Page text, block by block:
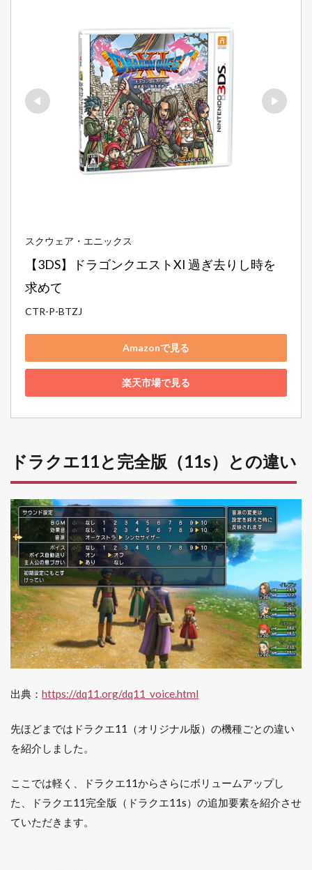
スクウェア・エニックス
【3DS】ドラゴンクエストXI 過ぎ去りし時を
求めて
CTR-P-BTZJ
Amazonで見る
楽天市場で見る
ドラクエ11と完全版（11s）との違い
出典： https://dq11.org/dq11_voice.html
先ほどまではドラクエ11（オリジナル版）の機種ごとの違い
を紹介しました。
ここでは軽く、ドラクエ11からさらにボリュームアップし
た、ドラクエ11完全版（ドラクエ11s）の追加要素を紹介させ
ていただきます。